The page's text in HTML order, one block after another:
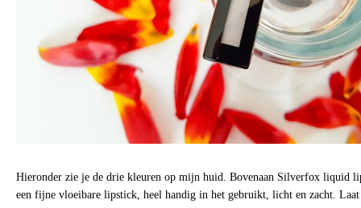
Hieronder zie je de drie kleuren op mijn huid. Bovenaan Silverfox liquid
een fijne vloeibare lipstick, heel handig in het gebruikt, licht en zacht.